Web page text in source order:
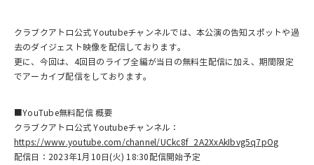
クラブクアトロ公式 Youtubeチャンネルでは、本公演の告知スポットや過
去のダイジェスト映像を配信しております。
更に、今回は、4回目のライブ全編が当日の無料生配信に加え、期間限定
でアーカイブ配信をしております。
■YouTube無料配信 概要
クラブクアトロ公式 Youtubeチャンネル：
https://www.youtube.com/channel/UCkc8f_2A2XxAkIbvg5q7pOg
配信日：2023年1月10日(火) 18:30配信開始予定